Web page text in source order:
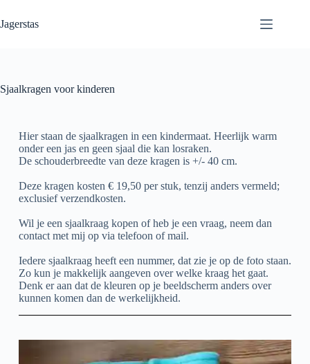
Jagerstas
Sjaalkragen voor kinderen
Hier staan de sjaalkragen in een kindermaat. Heerlijk warm
onder een jas en geen sjaal die kan losraken.
De schouderbreedte van deze kragen is +/- 40 cm.
Deze kragen kosten € 19,50 per stuk, tenzij anders vermeld;
exclusief verzendkosten.
Wil je een sjaalkraag kopen of heb je een vraag, neem dan
contact met mij op via telefoon of mail.
Iedere sjaalkraag heeft een nummer, dat zie je op de foto staan.
Zo kun je makkelijk aangeven over welke kraag het gaat.
Denk er aan dat de kleuren op je beeldscherm anders over
kunnen komen dan de werkelijkheid.